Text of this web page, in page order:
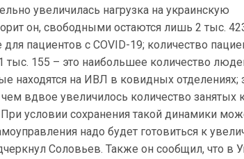
увеличилась нагрузка на украинскую
он, свободными остаются лишь 2 тыс.
пациентов с COVID-19; количество
155 – это наибольшее количество
находятся на ИВЛ в ковидных отделениях;
вдвое увеличилось количество занятых
условии сохранения такой динамики
надо будет готовиться к
Соловьев. Также он сообщил, что в